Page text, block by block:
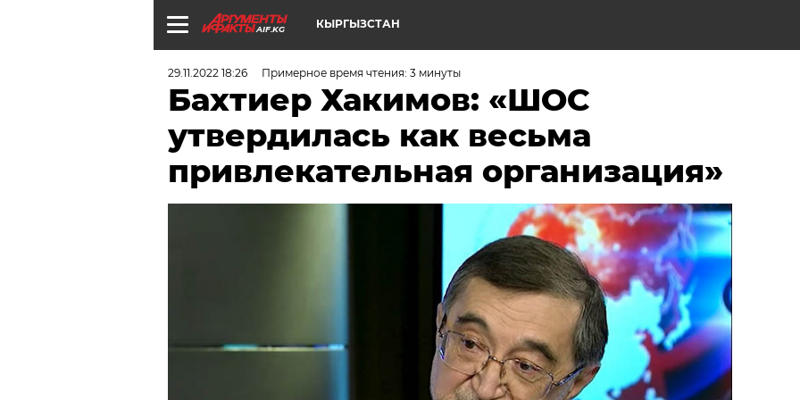
AIF.KG КЫРГЫЗСТАН
29.11.2022 18:26 Примерное время чтения: 3 минуты
Бахтиер Хакимов: «ШОС
утвердилась как весьма
привлекательная организация»